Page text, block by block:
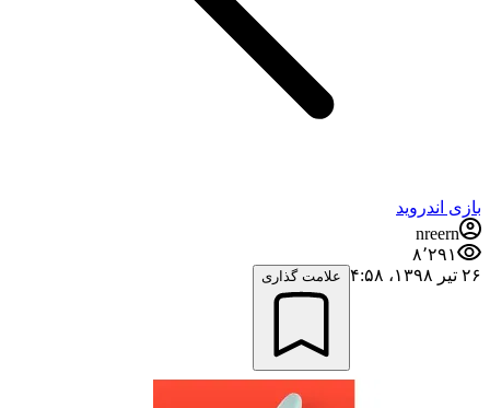
بازی اندروید
nreern
۸٬۲۹۱
۲۶ تیر ۱۳۹۸،‏ ۴:۵۸
علامت گذاری